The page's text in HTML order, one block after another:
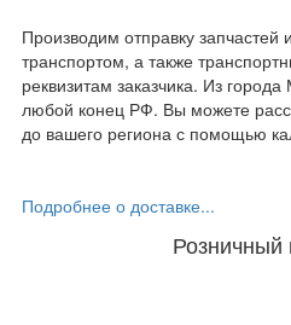
Производим отправку запчастей
транспортом, а также
реквизитам заказчика. Из
любой конец РФ. Вы можете
до вашего региона с помощью
Подробнее о доставке...
Розничный